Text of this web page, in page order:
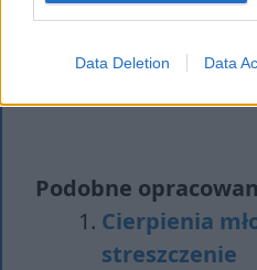
Data Deletion Data
Podobne
Cierpienia
streszczenie